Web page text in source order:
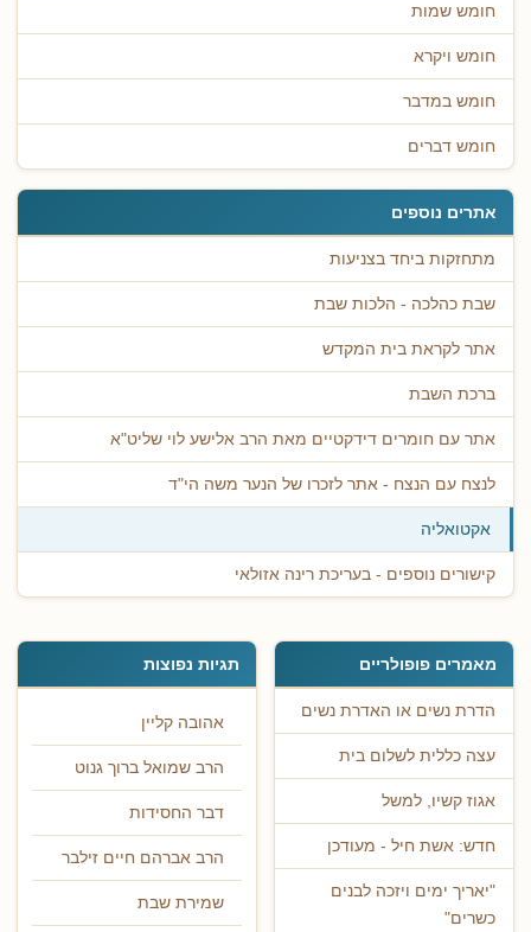
חומש שמות
חומש ויקרא
חומש במדבר
חומש דברים
אתרים נוספים
מתחזקות ביחד בצניעות
שבת כהלכה - הלכות שבת
אתר לקראת בית המקדש
ברכת השבת
אתר עם חומרים דידקטיים מאת הרב אלישע לוי שליט"א
לנצח עם הנצח - אתר לזכרו של הנער משה הי"ד
אקטואליה
קישורים נוספים - בעריכת רינה אזולאי
מאמרים פופולריים
הדרת נשים או האדרת נשים
עצה כללית לשלום בית
אגוז קשיו, למשל
חדש: אשת חיל - מעודכן
"יאריך ימים ויזכה לבנים
כשרים"
תגיות נפוצות
אהובה קליין
הרב שמואל ברוך גנוט
דבר החסידות
הרב אברהם חיים זילבר
שמירת שבת